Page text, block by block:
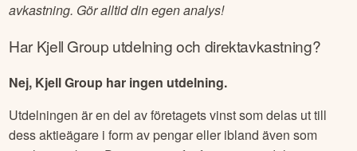
avkastning. Gör alltid din egen analys!
HarKjell Group utdelning och direktavkastning?
Nej, Kjell Group har ingen utdelning.
Utdelningen är en del av företagets vinst som delas ut till
dess aktieägare i form av pengar eller ibland även som